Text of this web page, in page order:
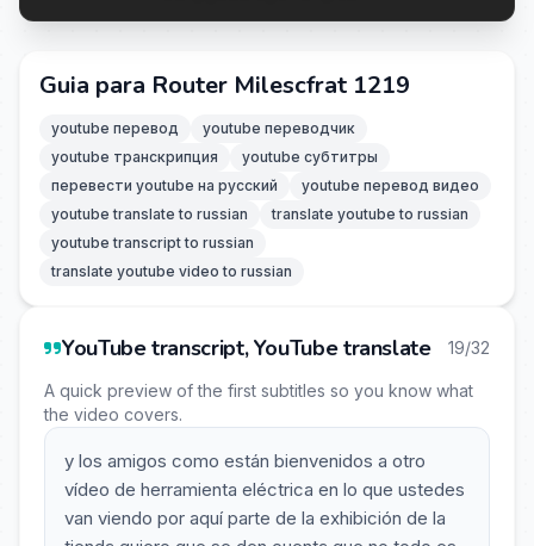
Guia para Router Milescfrat 1219
youtube перевод
youtube переводчик
youtube транскрипция
youtube субтитры
перевести youtube на русский
youtube перевод видео
youtube translate to russian
translate youtube to russian
youtube transcript to russian
translate youtube video to russian
YouTube transcript, YouTube translate 19/32
A quick preview of the first subtitles so you know what
the video covers.
y los amigos como están bienvenidos a otro
vídeo de herramienta eléctrica en lo que ustedes
van viendo por aquí parte de la exhibición de la